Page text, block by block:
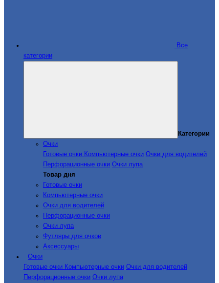
Все
категории
Категории
Очки
Готовые очки Компьютерные очки Очки для водителей
Перфорационные очки Очки лупа
Товар дня
Готовые очки
Компьютерные очки
Очки для водителей
Перфорационные очки
Очки лупа
Футляры для очков
Аксессуары
Очки
Готовые очки Компьютерные очки Очки для водителей
Перфорационные очки Очки лупа